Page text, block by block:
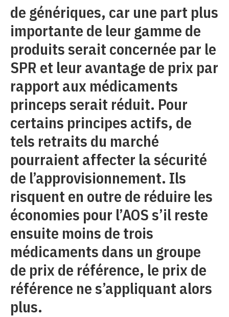
de génériques, car une part plus
importante de leur gamme de
produits serait concernée par le
SPR et leur avantage de prix par
rapport aux médicaments
princeps serait réduit. Pour
certains principes actifs, de
tels retraits du marché
pourraient affecter la sécurité
de l’approvisionnement. Ils
risquent en outre de réduire les
économies pour l’AOS s’il reste
ensuite moins de trois
médicaments dans un groupe
de prix de référence, le prix de
référence ne s’appliquant alors
plus.